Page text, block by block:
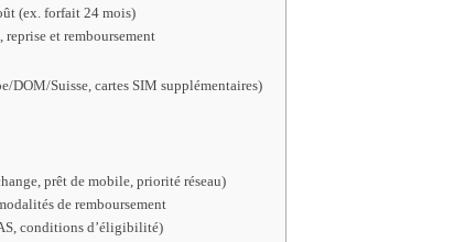
(ex. forfait 24 mois)
et remboursement
DOM/Suisse, cartes SIM supplémentaires)
prêt de mobile, priorité réseau)
de remboursement
conditions d’éligibilité)